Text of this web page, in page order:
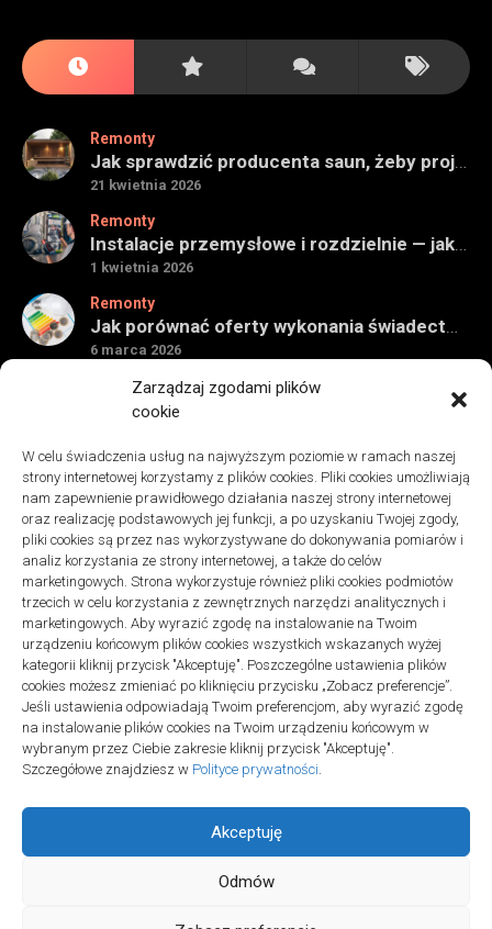
Zarządzaj zgodami plików
cookie
W celu świadczenia usług na najwyższym poziomie w ramach naszej
strony internetowej korzystamy z plików cookies. Pliki cookies umożliwiają
nam zapewnienie prawidłowego działania naszej strony internetowej
oraz realizację podstawowych jej funkcji, a po uzyskaniu Twojej zgody,
pliki cookies są przez nas wykorzystywane do dokonywania pomiarów i
analiz korzystania ze strony internetowej, a także do celów
marketingowych. Strona wykorzystuje również pliki cookies podmiotów
trzecich w celu korzystania z zewnętrznych narzędzi analitycznych i
marketingowych. Aby wyrazić zgodę na instalowanie na Twoim
urządzeniu końcowym plików cookies wszystkich wskazanych wyżej
kategorii kliknij przycisk "Akceptuję". Poszczególne ustawienia plików
cookies możesz zmieniać po kliknięciu przycisku „Zobacz preferencje”.
Jeśli ustawienia odpowiadają Twoim preferencjom, aby wyrazić zgodę
na instalowanie plików cookies na Twoim urządzeniu końcowym w
wybranym przez Ciebie zakresie kliknij przycisk "Akceptuję".
Szczegółowe znajdziesz w Polityce prywatności.
Akceptuję
Odmów
Remonty
Jak sprawdzić producenta saun, żeby projekt miał sens na lata
21 kwietnia 2026
Remonty
Instalacje przemysłowe i rozdzielnie — jak ocenić wykonawcę do obiektu technicznego
1 kwietnia 2026
Remonty
Jak porównać oferty wykonania świadectwa energetycznego bez wpadek
6 marca 2026
Remonty
Znaczenie detali montażowych w codziennej pracy technicznej
Remonty
Podłogi winylowe – jakie mają zalety w porównaniu z drewnianymi
2 listopada 2025
Polityka plików cookies (EU)|Polityka prywatności